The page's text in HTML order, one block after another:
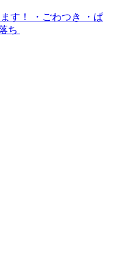
す！ ・ごわつき ・ぱ
ち